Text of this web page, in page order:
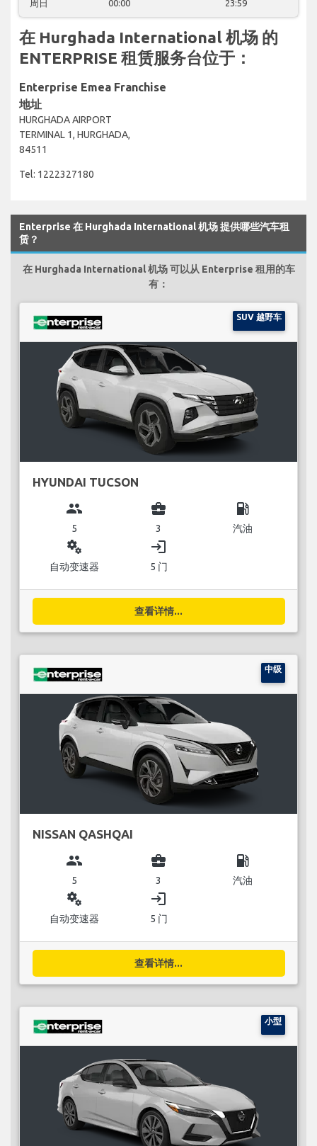
周日 00:00 23:59
在 Hurghada International 机场 的
ENTERPRISE 租赁服务台位于：
Enterprise Emea Franchise
地址
HURGHADA AIRPORT
TERMINAL 1, HURGHADA,
84511
Tel: 1222327180
Enterprise 在 Hurghada International 机场 提供哪些汽车租
赁？
在 Hurghada International 机场 可以从 Enterprise 租用的车
有：
SUV 越野车
HYUNDAI TUCSON
group
5
business_center
3
local_gas_station
汽油
miscellaneous_services
自动变速器
login
5 门
查看详情...
中级
NISSAN QASHQAI
group
5
business_center
3
local_gas_station
汽油
miscellaneous_services
自动变速器
login
5 门
查看详情...
小型